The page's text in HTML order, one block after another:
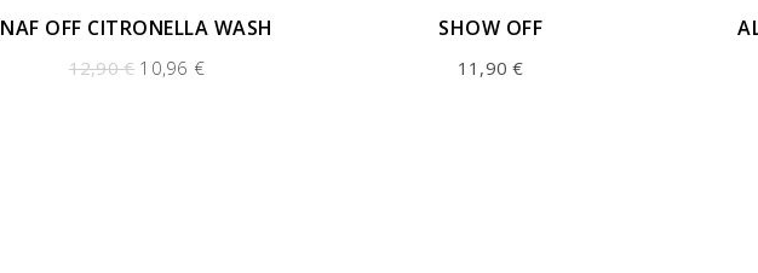
NAF OFF CITRONELLA WASH
12,90€ Original
10,96 €Current
SHOW OFF
11,90€